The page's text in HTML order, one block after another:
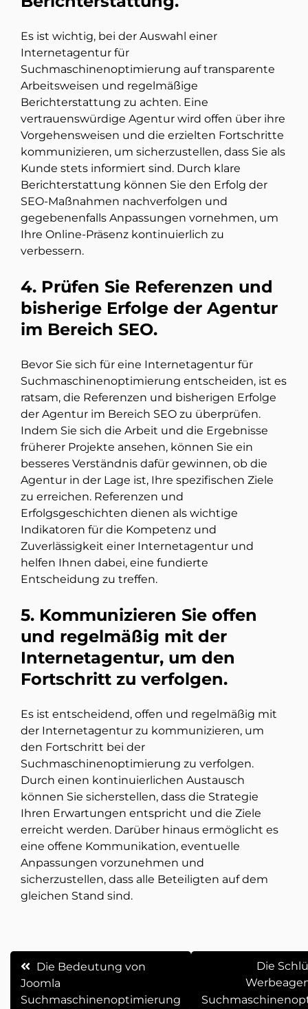
Es ist wichtig, bei der Auswahl einer
Internetagentur für
Suchmaschinenoptimierung auf transparente
Arbeitsweisen und regelmäßige
Berichterstattung zu achten. Eine
vertrauenswürdige Agentur wird offen über ihre
Vorgehensweisen und die erzielten Fortschritte
kommunizieren, um sicherzustellen, dass Sie als
Kunde stets informiert sind. Durch klare
Berichterstattung können Sie den Erfolg der
SEO-Maßnahmen nachverfolgen und
gegebenenfalls Anpassungen vornehmen, um
Ihre Online-Präsenz kontinuierlich zu
verbessern.
4. Prüfen Sie Referenzen und
bisherige Erfolge der Agentur
im Bereich SEO.
Bevor Sie sich für eine Internetagentur für
Suchmaschinenoptimierung entscheiden, ist es
ratsam, die Referenzen und bisherigen Erfolge
der Agentur im Bereich SEO zu überprüfen.
Indem Sie sich die Arbeit und die Ergebnisse
früherer Projekte ansehen, können Sie ein
besseres Verständnis dafür gewinnen, ob die
Agentur in der Lage ist, Ihre spezifischen Ziele
zu erreichen. Referenzen und
Erfolgsgeschichten dienen als wichtige
Indikatoren für die Kompetenz und
Zuverlässigkeit einer Internetagentur und
helfen Ihnen dabei, eine fundierte
Entscheidung zu treffen.
5. Kommunizieren Sie offen
und regelmäßig mit der
Internetagentur, um den
Fortschritt zu verfolgen.
Es ist entscheidend, offen und regelmäßig mit
der Internetagentur zu kommunizieren, um
den Fortschritt bei der
Suchmaschinenoptimierung zu verfolgen.
Durch einen kontinuierlichen Austausch
können Sie sicherstellen, dass die Strategie
Ihren Erwartungen entspricht und die Ziele
erreicht werden. Darüber hinaus ermöglicht es
eine offene Kommunikation, eventuelle
Anpassungen vorzunehmen und
sicherzustellen, dass alle Beteiligten auf dem
gleichen Stand sind.
Beitrags-
Navigation
Die Bedeutung von
Joomla
Suchmaschinenoptimierung
Die